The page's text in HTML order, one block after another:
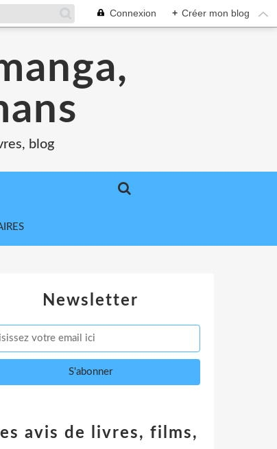
Connexion + Créer mon blog
blog
Newsletter
avis de livres, films,